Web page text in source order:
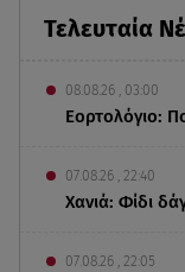
Τελευταία
08.08.26 , 03:00
Εορτολόγιο:
07.08.26 , 22:40
Χανιά: Φίδι
07.08.26 , 22:05